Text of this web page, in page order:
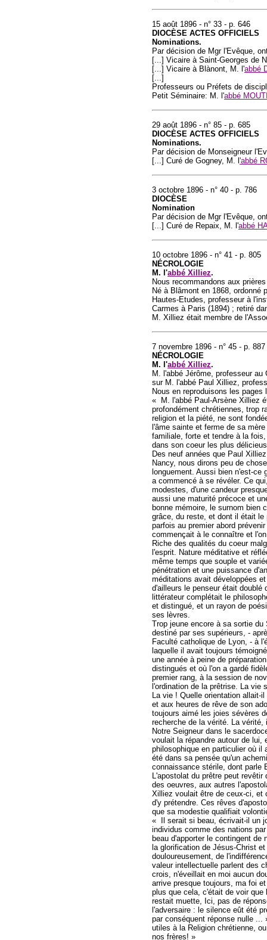
15 août 1896 - n° 33 - p. 646
DIOCÈSE ACTES OFFICIELS
Nominations.
Par décision de Mgr l'Evêque,
[...] Vicaire à Saint-Georges de
[...] Vicaire à Blànont, M. l'abbé
[...]
Professeurs ou Préfets de
Petit Séminaire: M. l'abbé
29 août 1896 - n° 85 - p. 685
DIOCÈSE ACTES OFFICIELS
Nominations.
Par décision de Monseigneur
[...] Curé de Gogney, M. l 'abbé
3 octobre 1896 - n° 40 - p. 786
DIOCÈSE
Nomination
Par décision de Mgr l'Evêque,
[...] Curé de Repaix, M. l'abbé
10 octobre 1896 - n° 41 - p. 805
NÉCROLOGIE
M. l'abbé Xilliez.
Nous recommandons aux
Né à Blâmont en 1868,
Hautes-Etudes, professeur à
Carmes à Paris (1894) ; retiré
M. Xilliez était membre de
7 novembre 1896 - n° 45 - p. 887
NÉCROLOGIE
M. l'abbé Xilliez.
M. l'abbé Jérôme, professeur
sur M. l'abbé Paul Xilliez,
Nous en reproduisons les
« M. l'abbé Paul-Arsène Xilliez
profondément chrétiennes, trop
religion et la piété, ne sont
l'âme sainte et ferme de sa
familiale, forte et tendre à la
dans son coeur les plus
Des neuf années que Paul
Nancy, nous dirons peu de
longuement. Aussi bien n'est-ce
a commencé à se révéler. Ce
modestes, d'une candeur
aussi une maturité précoce et
bonne mémoire, le surnom bien
grâce, du reste, et dont il était le
parfois au premier abord
commençait à le connaître et
Riche des qualités du coeur
l'esprit. Nature méditative et
même temps que souple et
pénétration et une puissance
méditations avait développées
d'ailleurs le penseur était
littérateur complétait le
et distingué, et un rayon de
ses lèvres.
Trop jeune encore à sa sortie
destiné par ses supérieurs, -
Faculté catholique de Lyon, - à
laquelle il avait toujours
une année à peine de
distingués et où l'on a gardé
premier rang, à la session de
l'ordination de la prêtrise. La vie
La vie ! Quelle orientation allait-
et aux heures de rêve de son
toujours aimé les joies sévères
recherche de la vérité. La
Notre Seigneur dans le
voulait la répandre autour de
philosophique en particulier où
été dans sa pensée qu'un
connaissance stérile, dont parle
L'apostolat du prêtre peut
des oeuvres, aux autres
Xilliez voulait être de ceux-ci, et
d'y prétendre. Ces rêves
que sa modestie qualifiait
« Il serait si beau, écrivait-il un
individus comme des nations
beau d'apporter le contingent
la glorification de Jésus-Christ
douloureusement, de
valeur intellectuelle parlent des
crois, n'éveillait en moi aucun
arrive presque toujours, ma foi
plus que cela, c'était de voir
restait muette, Ici, pas de
l'adversaire : le silence eût été
par conséquent réponse nulle
utiles à la Religion chrétienne,
nos frères! »